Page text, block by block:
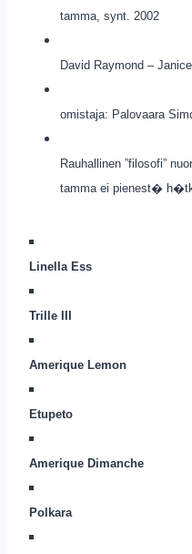
tamma, synt. 2002
David Raymond –
omistaja: Palovaara
Rauhallinen ”filosofi”
tamma ei pienest�
Linella Ess
Trille III
Amerique Lemon
Etupeto
Amerique Dimanche
Polkara